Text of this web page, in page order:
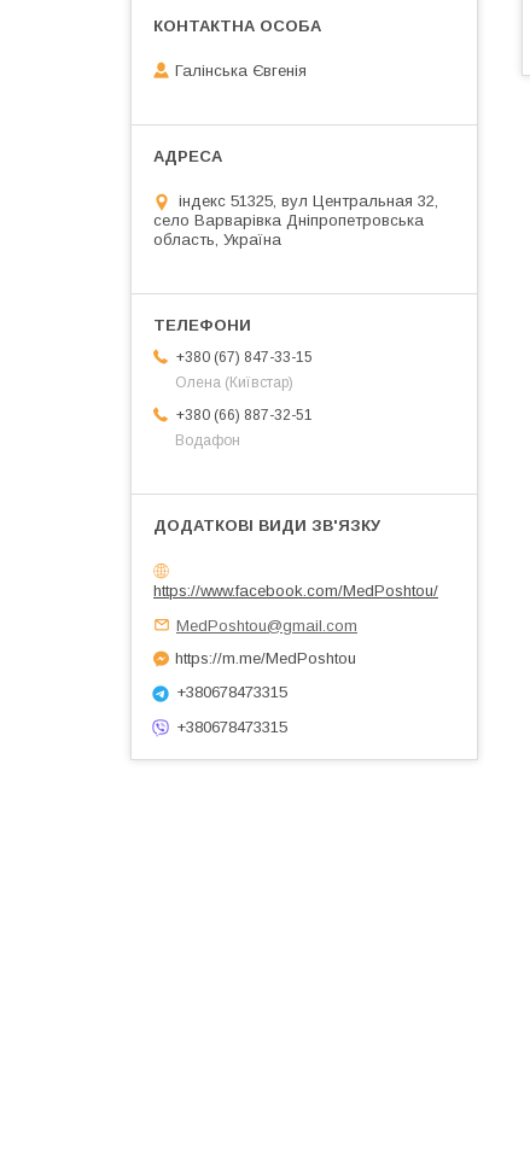
Галінська Євгенія
індекс 51325, вул Центральная 32,
село Варварівка Дніпропетровська
область, Україна
+380 (67) 847-33-15
Олена (Київстар)
+380 (66) 887-32-51
Водафон
https://www.facebook.com/MedPoshtou/
MedPoshtou@gmail.com
https://m.me/MedPoshtou
+380678473315
+380678473315